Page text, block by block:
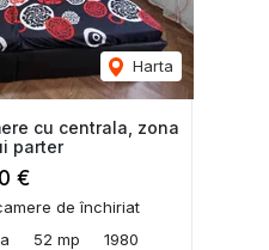
Harta
cu centrala, zona
parter
€
de închiriat
52 mp 1980